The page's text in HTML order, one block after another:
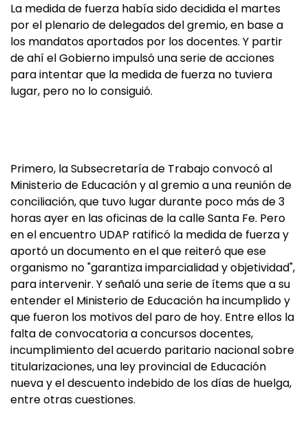
La medida de fuerza había sido decidida el martes
por el plenario de delegados del gremio, en base a
los mandatos aportados por los docentes. Y partir
de ahí el Gobierno impulsó una serie de acciones
para intentar que la medida de fuerza no tuviera
lugar, pero no lo consiguió.
Primero, la Subsecretaría de Trabajo convocó al
Ministerio de Educación y al gremio a una reunión de
conciliación, que tuvo lugar durante poco más de 3
horas ayer en las oficinas de la calle Santa Fe. Pero
en el encuentro UDAP ratificó la medida de fuerza y
aportó un documento en el que reiteró que ese
organismo no "garantiza imparcialidad y objetividad",
para intervenir. Y señaló una serie de ítems que a su
entender el Ministerio de Educación ha incumplido y
que fueron los motivos del paro de hoy. Entre ellos la
falta de convocatoria a concursos docentes,
incumplimiento del acuerdo paritario nacional sobre
titularizaciones, una ley provincial de Educación
nueva y el descuento indebido de los días de huelga,
entre otras cuestiones.